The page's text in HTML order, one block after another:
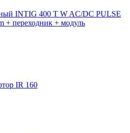
INTIG 400 T W AC/DC PULSE
+ переходник + модуль
IR 160